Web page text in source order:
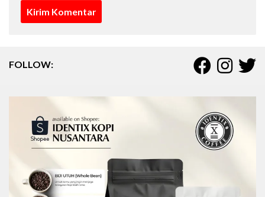
FOLLOW: